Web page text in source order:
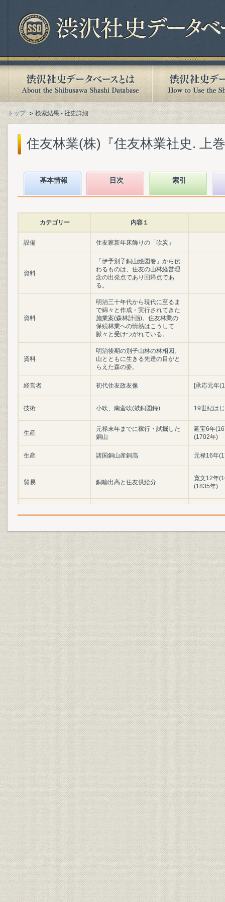
トップ 検索結果 - 社史詳細
住友林業(株)『住友林業社史. 上
基本情報 目次 索引
カテゴリー 内容１
設備 住友家新年床飾りの「吹炭」
資料
「伊予別子銅山絵図巻」から伝
わるものは、住友の山林経営理
念の出発点であり回帰点であ
る。
資料
明治三十年代から現代に至るま
で綿々と作成・実行されてきた
施業案(森林計画)。住友林業の
保続林業への情熱はこうして
脈々と受けつがれている。
資料
明治後期の別子山林の林相図。
山とともに生きる先達の目がと
らえた森の姿。
経営者 初代住友政友像 [承応元年
技術 小吹、南蛮吹(鼓銅図録) 19世紀は
生産
元禄末年までに稼行・試掘した
銅山
延宝6年
(1702年)
生産 諸国銅山産銅高 元禄16年
貿易 銅輸出高と住友供給分
寛文12年
(1835年)
設備 銅座の跡碑 [元禄14年
設備 浅草店の清水家門札 [延享3年
経営 対談取極証文 [文化2年
事業所 別子銅山周辺図(開坑期) [宝永7年
製造工程 別子銅山の製錬工程 [享保年間
生産 炭焼の図(日本山海名物図絵) [宝暦2~3
資産;資源 伊予幕領の林野 [享保6年
租税 山稼ぎに関わる小物成 [江戸時代]
生産 開坑期の炭竈数
元禄4年
(1696年
従業員 稼人数の変化
宝暦11年
(1865年)
災害
主な災害による炭・用材等の損
失
元禄7年
年)
生産;資源 別子銅山附の主な山林 [宝永7年
生産;資源 別子銅山附御林
元禄15年
(1787年)
生産;資源 立川銅山附諸村の御林 宝永2~3年
生産 土佐の炭山 [貞享元年